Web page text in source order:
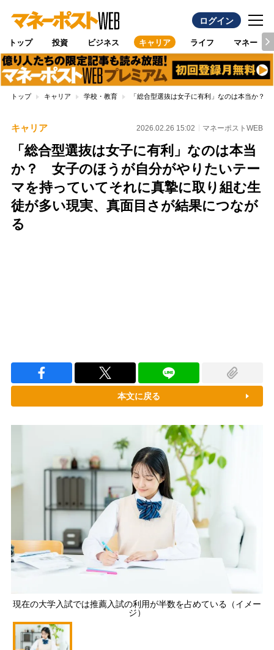
ログイン
トップ 投資 ビジネス キャリア ライフ マネー
トップ キャリア 学校・教育 「総合型選抜は女子に有利」なのは本当か？
キャリア 2026.02.26 15:02 マネーポストWEB
「総合型選抜は女子に有利」なのは本当
か？ 女子のほうが自分がやりたいテー
マを持っていてそれに真摯に取り組む生
徒が多い現実、真面目さが結果につなが
る
本文に戻る
現在の大学入試では推薦入試の利用が半数を占めている（イメー
ジ）